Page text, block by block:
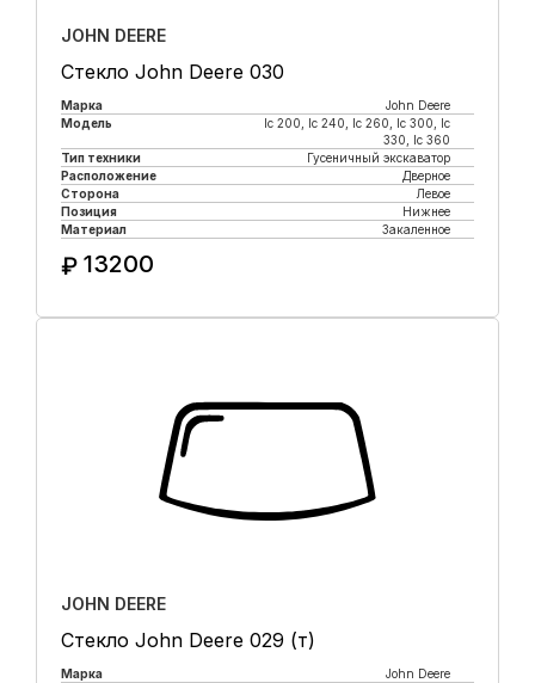
JOHN DEERE
Стекло John Deere 030
Марка
John Deere
Модель
lc 200, lc 240, lc 260, lc 300, lc
330, lc 360
Тип техники
Гусеничный экскаватор
Расположение
Дверное
Сторона
Левое
Позиция
Нижнее
Материал
Закаленное
₽ 13200
JOHN DEERE
Стекло John Deere 029 (т)
Марка
John Deere